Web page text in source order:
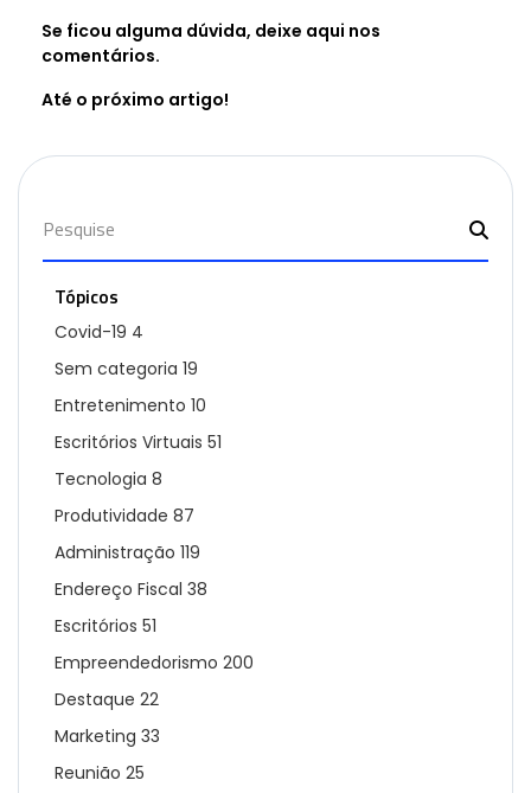
Se ficou alguma dúvida, deixe aqui nos
comentários.
Até o próximo artigo!
Tópicos
Covid-19 4
Sem categoria 19
Entretenimento 10
Escritórios Virtuais 51
Tecnologia 8
Produtividade 87
Administração 119
Endereço Fiscal 38
Escritórios 51
Empreendedorismo 200
Destaque 22
Marketing 33
Reunião 25